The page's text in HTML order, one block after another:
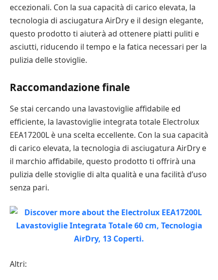
eccezionali. Con la sua capacità di carico elevata, la
tecnologia di asciugatura AirDry e il design elegante,
questo prodotto ti aiuterà ad ottenere piatti puliti e
asciutti, riducendo il tempo e la fatica necessari per la
pulizia delle stoviglie.
Raccomandazione finale
Se stai cercando una lavastoviglie affidabile ed
efficiente, la lavastoviglie integrata totale Electrolux
EEA17200L è una scelta eccellente. Con la sua capacità
di carico elevata, la tecnologia di asciugatura AirDry e
il marchio affidabile, questo prodotto ti offrirà una
pulizia delle stoviglie di alta qualità e una facilità d’uso
senza pari.
Altri: